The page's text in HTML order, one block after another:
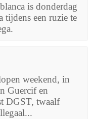
is donderdag
tijdens een ruzie te
weekend, in
Guercif en
DGST, twaalf